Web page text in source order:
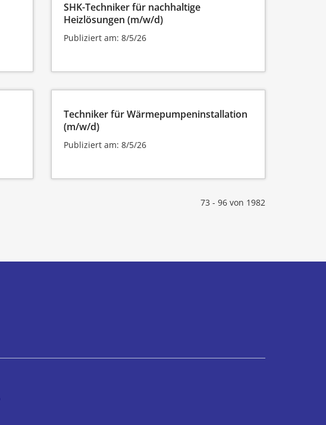
SHK-Techniker für nachhaltige
Heizlösungen (m/w/d)
Publiziert am: 8/5/26
Techniker für Wärmepumpeninstallation
(m/w/d)
Publiziert am: 8/5/26
73 - 96 von 1982